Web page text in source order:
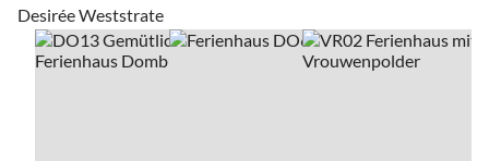
Desirée Weststrate